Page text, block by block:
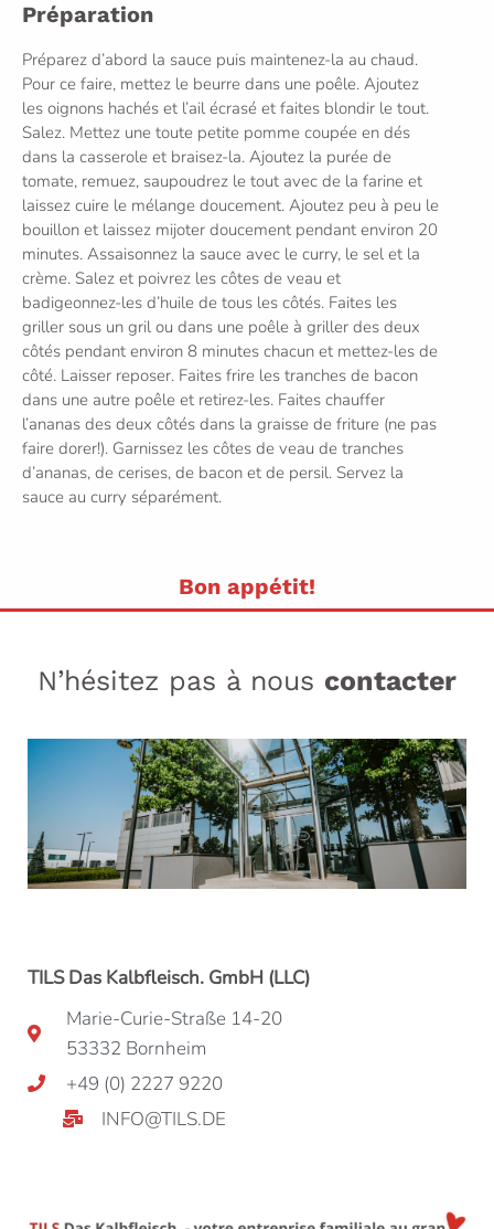
Préparation
Préparez d’abord la sauce puis maintenez-la au chaud.
Pour ce faire, mettez le beurre dans une poêle. Ajoutez
les oignons hachés et l’ail écrasé et faites blondir le tout.
Salez. Mettez une toute petite pomme coupée en dés
dans la casserole et braisez-la. Ajoutez la purée de
tomate, remuez, saupoudrez le tout avec de la farine et
laissez cuire le mélange doucement. Ajoutez peu à peu le
bouillon et laissez mijoter doucement pendant environ 20
minutes. Assaisonnez la sauce avec le curry, le sel et la
crème. Salez et poivrez les côtes de veau et
badigeonnez-les d’huile de tous les côtés. Faites les
griller sous un gril ou dans une poêle à griller des deux
côtés pendant environ 8 minutes chacun et mettez-les de
côté. Laisser reposer. Faites frire les tranches de bacon
dans une autre poêle et retirez-les. Faites chauffer
l’ananas des deux côtés dans la graisse de friture (ne pas
faire dorer!). Garnissez les côtes de veau de tranches
d’ananas, de cerises, de bacon et de persil. Servez la
sauce au curry séparément.
Bon appétit!
N’hésitez pas à nous contacter
TILS Das Kalbfleisch. GmbH (LLC)
Marie-Curie-Straße 14-20
53332 Bornheim
+49 (0) 2227 9220
INFO@TILS.DE